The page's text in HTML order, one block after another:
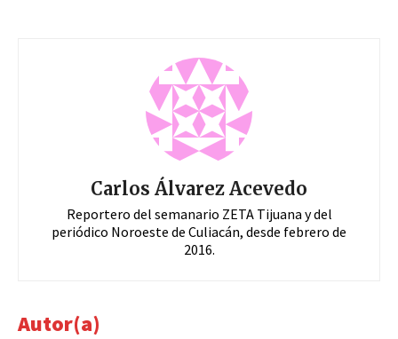
Carlos Álvarez Acevedo
Reportero del semanario ZETA Tijuana y del
periódico Noroeste de Culiacán, desde febrero de
2016.
Autor(a)